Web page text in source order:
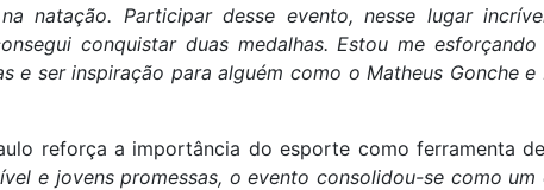
natação. Participar desse evento, nesse lugar
conquistar duas medalhas. Estou me
e ser inspiração para alguém como o Matheus Gonche e
reforça a importância do esporte como ferramenta
e jovens promessas, o evento consolidou-se como